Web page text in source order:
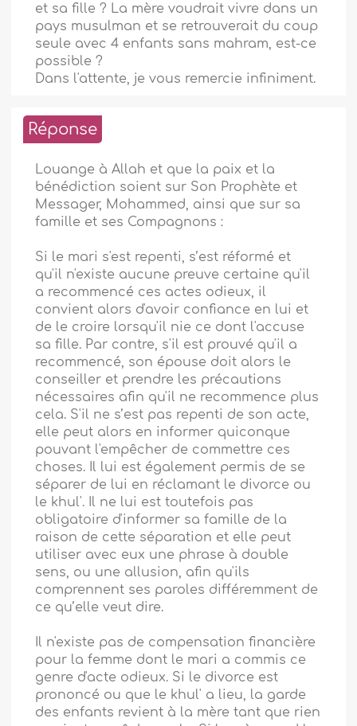
et sa fille ? La mère voudrait vivre dans un
pays musulman et se retrouverait du coup
seule avec 4 enfants sans mahram, est-ce
possible ?
Dans l'attente, je vous remercie infiniment.
Réponse
Louange à Allah et que la paix et la
bénédiction soient sur Son Prophète et
Messager, Mohammed, ainsi que sur sa
famille et ses Compagnons :
Si le mari s'est repenti, s’est réformé et
qu'il n'existe aucune preuve certaine qu'il
a recommencé ces actes odieux, il
convient alors d'avoir confiance en lui et
de le croire lorsqu'il nie ce dont l'accuse
sa fille. Par contre, s'il est prouvé qu'il a
recommencé, son épouse doit alors le
conseiller et prendre les précautions
nécessaires afin qu'il ne recommence plus
cela. S'il ne s’est pas repenti de son acte,
elle peut alors en informer quiconque
pouvant l'empêcher de commettre ces
choses. Il lui est également permis de se
séparer de lui en réclamant le divorce ou
le khul'. Il ne lui est toutefois pas
obligatoire d'informer sa famille de la
raison de cette séparation et elle peut
utiliser avec eux une phrase à double
sens, ou une allusion, afin qu'ils
comprennent ses paroles différemment de
ce qu’elle veut dire.
Il n'existe pas de compensation financière
pour la femme dont le mari a commis ce
genre d'acte odieux. Si le divorce est
prononcé ou que le khul' a lieu, la garde
des enfants revient à la mère tant que rien